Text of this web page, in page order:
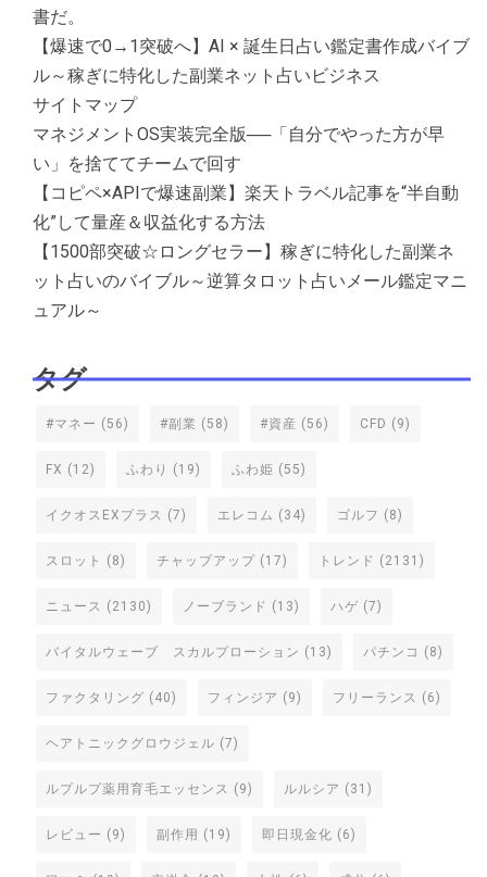
書だ。
【爆速で0→1突破へ】AI × 誕生日占い鑑定書作成バイブ
ル～稼ぎに特化した副業ネット占いビジネス
サイトマップ
マネジメントOS実装完全版──「自分でやった方が早
い」を捨ててチームで回す
【コピペ×APIで爆速副業】楽天トラベル記事を“半自動
化”して量産＆収益化する方法
【1500部突破☆ロングセラー】稼ぎに特化した副業ネ
ット占いのバイブル～逆算タロット占いメール鑑定マニ
ュアル～
タグ
#マネー (56) #副業 (58) #資産 (56) CFD (9)
FX (12) ふわり (19) ふわ姫 (55)
イクオスEXプラス (7) エレコム (34) ゴルフ (8)
スロット (8) チャップアップ (17) トレンド (2131)
ニュース (2130) ノーブランド (13) ハゲ (7)
バイタルウェーブ スカルプローション (13) パチンコ (8)
ファクタリング (40) フィンジア (9) フリーランス (6)
ヘアトニックグロウジェル (7)
ルプルプ薬用育毛エッセンス (9) ルルシア (31)
レビュー (9) 副作用 (19) 即日現金化 (6)